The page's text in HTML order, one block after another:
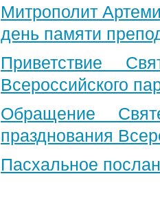
Митрополит
день памяти
Приветствие
Всероссийского
Обращение
празднования
Пасхальное